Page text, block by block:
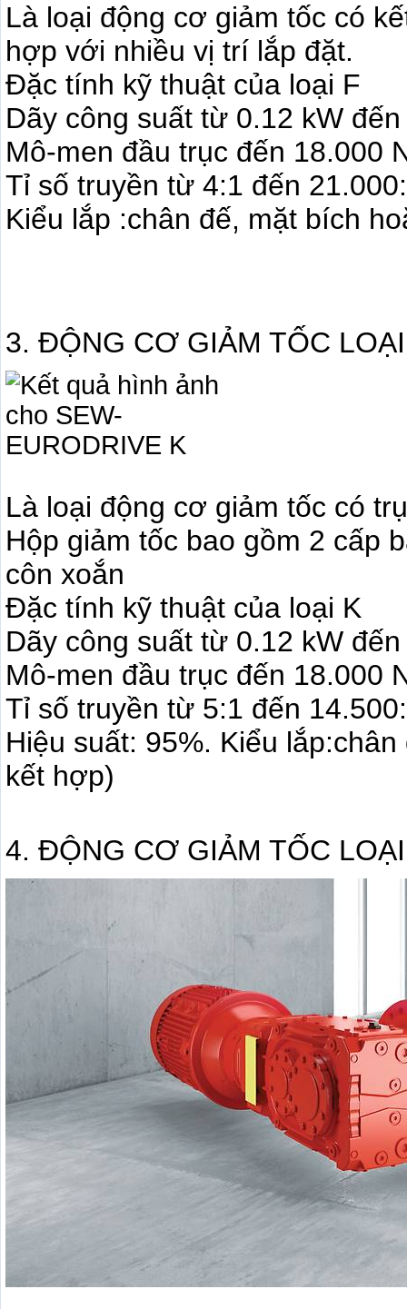
Là loại động cơ giảm tốc có
hợp với nhiều vị trí lắp đặt.
Đặc tính kỹ thuật của loại F
Dãy công suất từ 0.12 kW
Mô-men đầu trục đến 18.000
Tỉ số truyền từ 4:1 đến
Kiểu lắp :chân đế, mặt bích
3. ĐỘNG CƠ GIẢM TỐC
Là loại động cơ giảm tốc có
Hộp giảm tốc bao gồm 2 cấp
côn xoắn
Đặc tính kỹ thuật của loại K
Dãy công suất từ 0.12 kW
Mô-men đầu trục đến 18.000
Tỉ số truyền từ 5:1 đến
Hiệu suất: 95%. Kiểu
kết hợp)
4. ĐỘNG CƠ GIẢM TỐC